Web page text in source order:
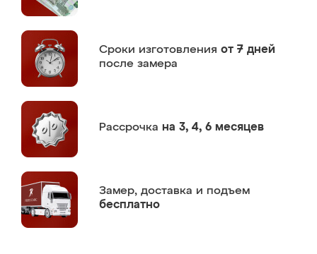
Сроки изготовления от 7 дней
после замера
Рассрочка на 3, 4, 6 месяцев
Замер, доставка и подъем
бесплатно